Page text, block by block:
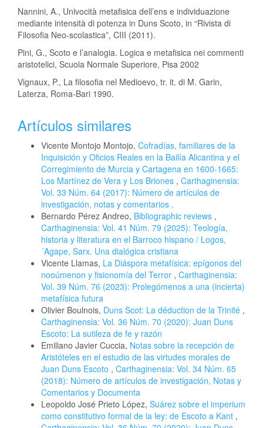
Nannini, A., Univocità metafisica dell’ens e individuazione
mediante intensità di potenza in Duns Scoto, in “Rivista di
Filosofia Neo-scolastica”, CIII (2011).
Pini, G., Scoto e l’analogia. Logica e metafisica nei commenti
aristotelici, Scuola Normale Superiore, Pisa 2002
Vignaux, P., La filosofia nel Medioevo, tr. it. di M. Garin,
Laterza, Roma-Bari 1990.
Artículos similares
Vicente Montojo Montojo, Cofradías, familiares de la
Inquisición y Oficios Reales en la Bailía Alicantina y el
Corregimiento de Murcia y Cartagena en 1600-1665:
Los Martínez de Vera y Los Briones , Carthaginensia:
Vol. 33 Núm. 64 (2017): Número de artículos de
investigación, notas y comentarios .
Bernardo Pérez Andreo, Bibliographic reviews ,
Carthaginensia: Vol. 41 Núm. 79 (2025): Teología,
historia y literatura en el Barroco hispano / Logos,
´Agape, Sarx. Una dialógica cristiana
Vicente Llamas, La Diáspora metafísica: epígonos del
nooúmenon y fisionomía del Terror , Carthaginensia:
Vol. 39 Núm. 76 (2023): Prolegómenos a una (incierta)
metafísica futura
Olivier Boulnois, Duns Scot: La déduction de la Trinité ,
Carthaginensia: Vol. 36 Núm. 70 (2020): Juan Duns
Escoto: La sutileza de fe y razón
Emiliano Javier Cuccia, Notas sobre la recepción de
Aristóteles en el estudio de las virtudes morales de
Juan Duns Escoto , Carthaginensia: Vol. 34 Núm. 65
(2018): Número de artículos de investigación, Notas y
Comentarios y Documenta
Leopoldo José Prieto López, Suárez sobre el imperium
como constitutivo formal de la ley: de Escoto a Kant ,